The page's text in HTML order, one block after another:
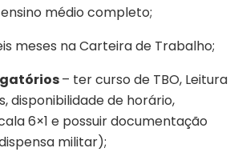
ensino médio completo;
meses na Carteira de Trabalho;
– ter curso de TBO, Leitura
disponibilidade de horário,
6×1 e possuir documentação
militar);